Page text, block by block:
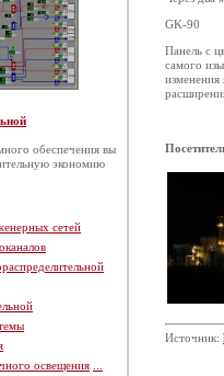
обеспечения вы
экономию
сетей
освещения
GK-90
Панель с
самого
изменения
Источник: